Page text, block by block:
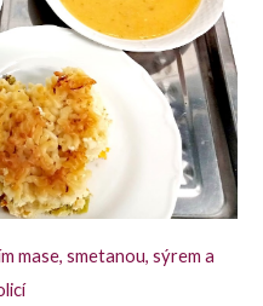
mase, smetanou, sýrem a